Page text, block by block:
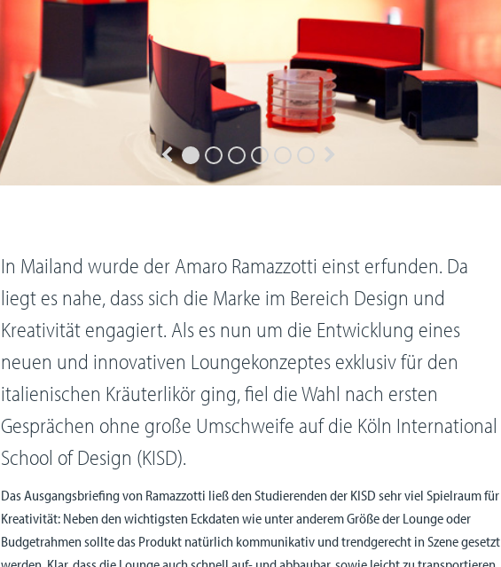
In Mailand wurde der Amaro Ramazzotti einst erfunden. Da
liegt es nahe, dass sich die Marke im Bereich Design und
Kreativität engagiert. Als es nun um die Entwicklung eines
neuen und innovativen Loungekonzeptes exklusiv für den
italienischen Kräuterlikör ging, fiel die Wahl nach ersten
Gesprächen ohne große Umschweife auf die Köln International
School of Design (KISD).
Das Ausgangsbriefing von Ramazzotti ließ den Studierenden der KISD sehr viel Spielraum für
Kreativität: Neben den wichtigsten Eckdaten wie unter anderem Größe der Lounge oder
Budgetrahmen sollte das Produkt natürlich kommunikativ und trendgerecht in Szene gesetzt